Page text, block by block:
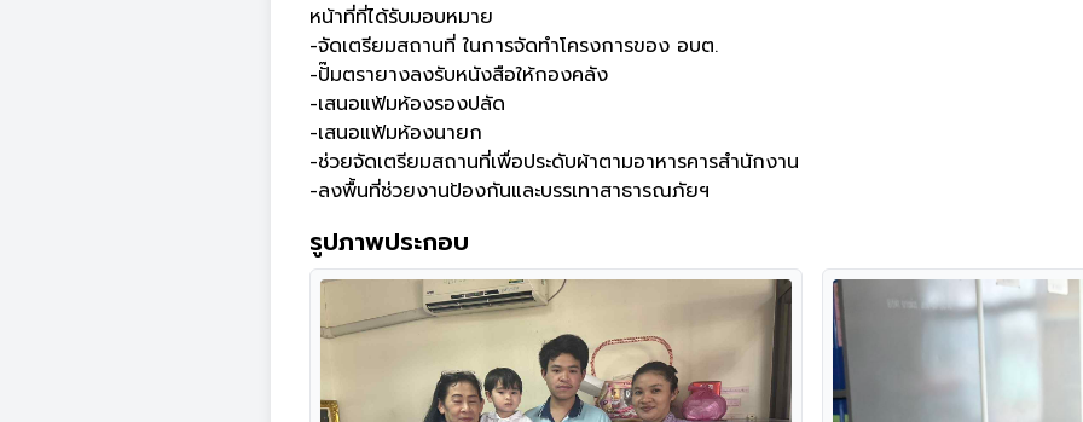
หน้าที่ที่ได้รับมอบหมาย
-จัดเตรียมสถานที่ ในการจัดทำโครงการของ อบต.
-ปั๊มตรายางลงรับหนังสือให้กองคลัง
-เสนอแฟ้มห้องรองปลัด
-เสนอแฟ้มห้องนายก
-ช่วยจัดเตรียมสถานที่เพื่อประดับผ้าตามอาหารคารสำนักงาน
-ลงพื้นที่ช่วยงานป้องกันและบรรเทาสาธารณภัยฯ
รูปภาพประกอบ